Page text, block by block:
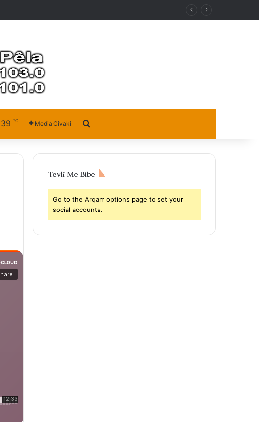
39 ℃ Media Civakî
Tevlî Me Bibe
Go to the Arqam options page to set your
social accounts.